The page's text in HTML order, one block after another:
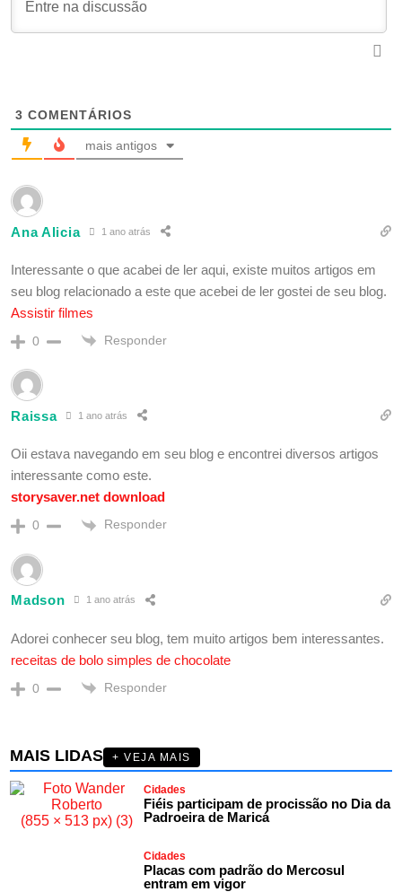
3 COMENTÁRIOS
mais antigos
Ana Alicia 1 ano atrás
Interessante o que acabei de ler aqui, existe muitos artigos em
seu blog relacionado a este que acebei de ler gostei de seu blog.
Assistir filmes
0 Responder
Raissa 1 ano atrás
Oii estava navegando em seu blog e encontrei diversos artigos
interessante como este.
storysaver.net download
0 Responder
Madson 1 ano atrás
Adorei conhecer seu blog, tem muito artigos bem interessantes.
receitas de bolo simples de chocolate
0 Responder
MAIS LIDAS + VEJA MAIS
Cidades
Fiéis participam de procissão no Dia da
Padroeira de Maricá
Cidades
Placas com padrão do Mercosul
entram em vigor